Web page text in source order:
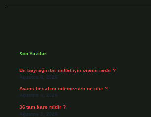
Son Yazılar
Bir bayrağın bir millet için önemi nedir ?
Ağustos 6, 2026
Avans hesabını ödemezsen ne olur ?
Ağustos 4, 2026
36 tam kare midir ?
Ağustos 3, 2026